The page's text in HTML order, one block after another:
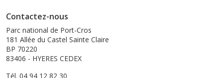
Contactez-nous
Parc national de Port-Cros
181 Allée du Castel Sainte Claire
BP 70220
83406 - HYERES CEDEX
Tél. 04 94 12 82 30